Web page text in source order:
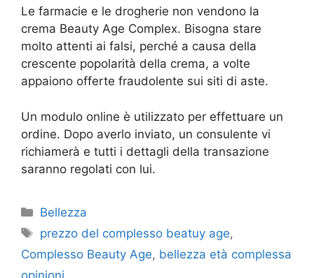
Le farmacie e le drogherie non vendono la
crema Beauty Age Complex. Bisogna stare
molto attenti ai falsi, perché a causa della
crescente popolarità della crema, a volte
appaiono offerte fraudolente sui siti di aste.
Un modulo online è utilizzato per effettuare un
ordine. Dopo averlo inviato, un consulente vi
richiamerà e tutti i dettagli della transazione
saranno regolati con lui.
Categorie
Bellezza
Tag
prezzo del complesso beatuy age,
Complesso Beauty Age, bellezza età complessa
opinioni